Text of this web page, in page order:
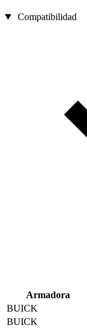
Compatibilidad
Armadora
BUICK
BUICK